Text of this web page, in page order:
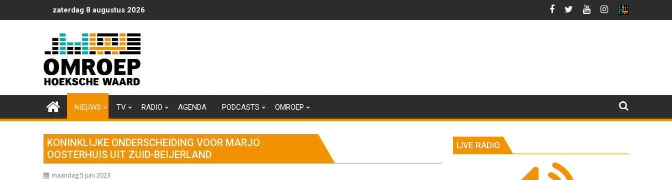
naar
zaterdag 8 augustus 2026
NIEUWS TV RADIO AGENDA PODCASTS OMROEP
KONINKLIJKE ONDERSCHEIDING VOOR MARJO
OOSTERHUIS UIT ZUID-BEIJERLAND
maandag 5 juni 2023
LIVE RADIO